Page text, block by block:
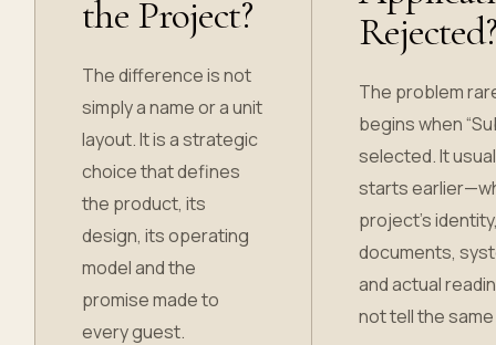
the Project?
The difference is not
simply a name or a unit
layout. It is a strategic
choice that defines
the product, its
design, its operating
model and the
promise made to
every guest.
The problem
begins when
selected. It
starts
project’s
documents,
and actual
not tell the